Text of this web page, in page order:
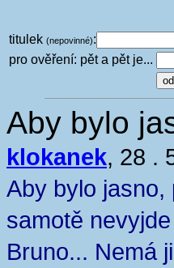
titulek (nepovinné):
pro ověření: pět a pět je...
Aby bylo
klokanek, 28 .
Aby bylo jasno,
samotě
Bruno... Nemá